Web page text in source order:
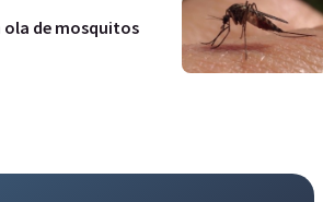
de mosquitos